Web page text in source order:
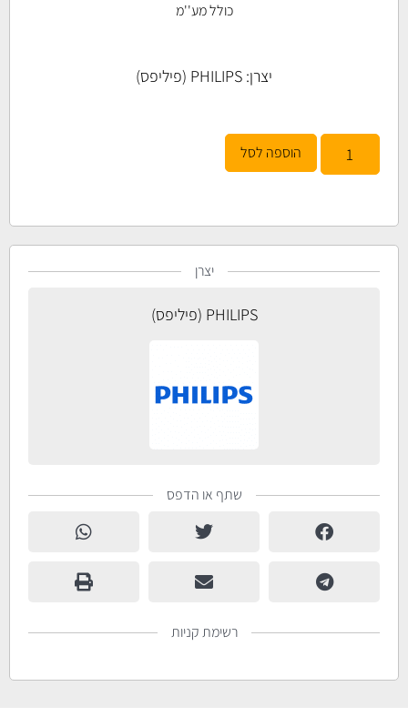
כולל מע''מ
יצרן: PHILIPS (פיליפס)
הוספה לסל
יצרן
PHILIPS (פיליפס)
שתף או הדפס
רשימת קניות